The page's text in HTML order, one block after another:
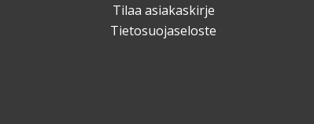
Tilaa asiakaskirje
Tietosuojaseloste